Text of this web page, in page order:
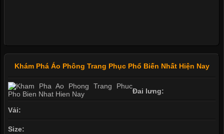
Khám Phá Áo Phông Trang Phục Phổ Biến Nhất Hiện Nay
Đai lưng:
Vải:
Size: